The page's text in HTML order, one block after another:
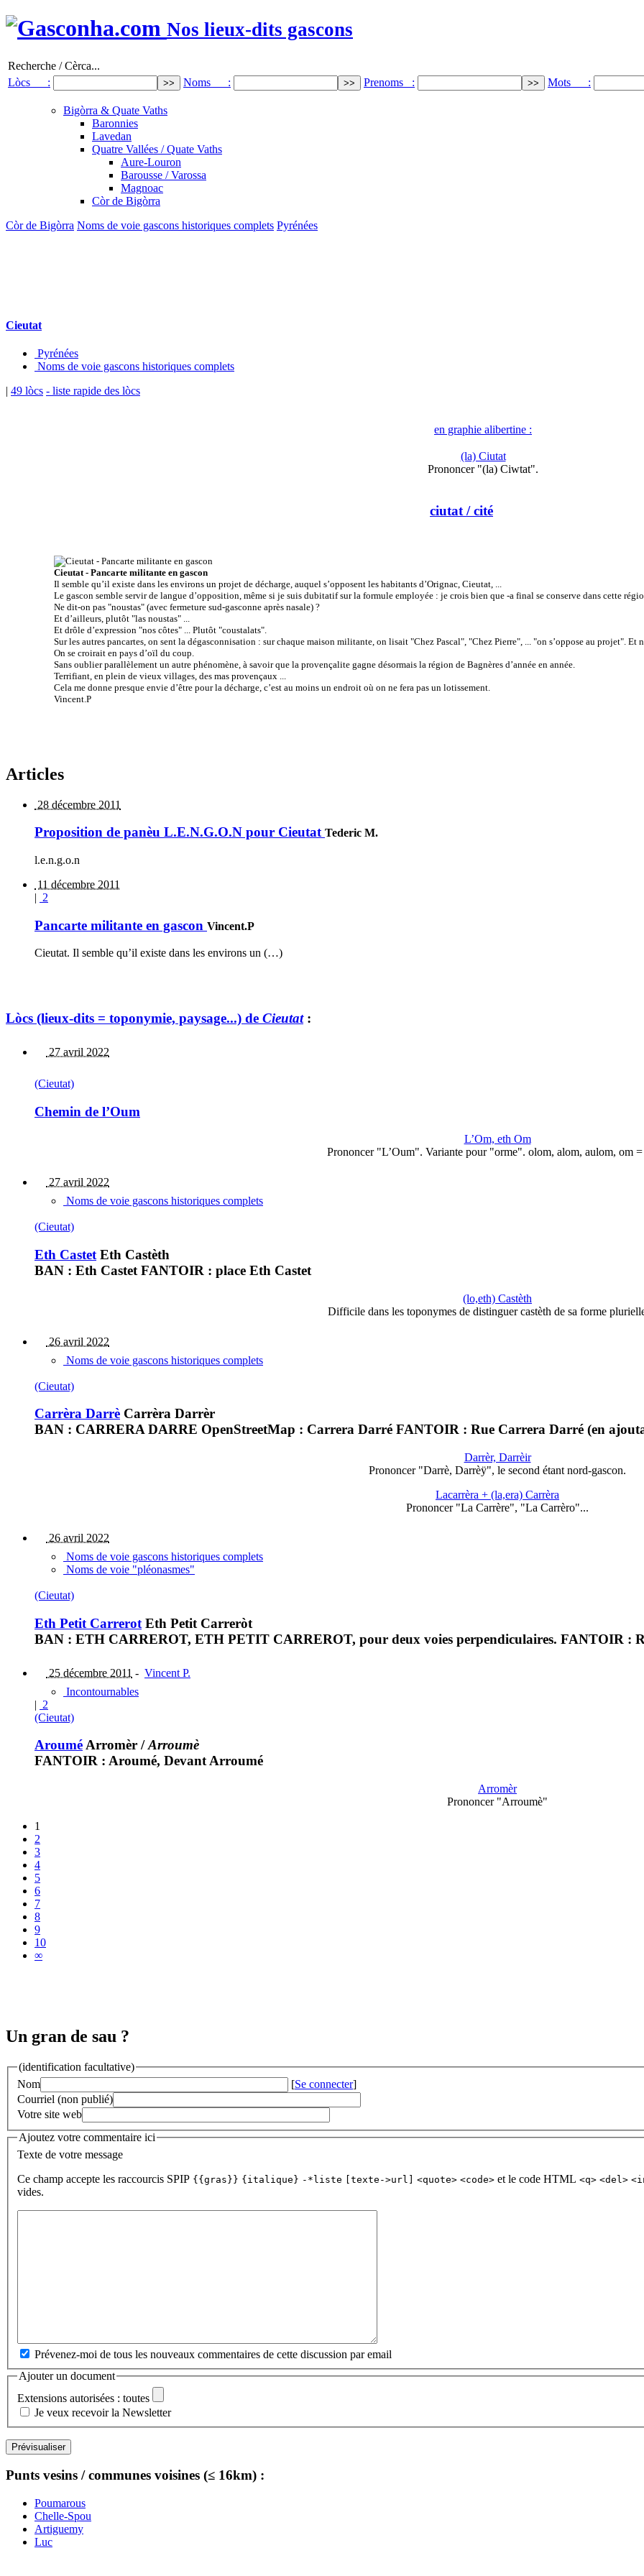
Nos lieux-dits gascons
Recherche / Cèrca...
Lòcs :
Noms : Prenoms : Mots :
Bigòrra & Quate Vaths
Baronnies
Lavedan
Quatre Vallées / Quate Vaths
Aure-Louron
Barousse / Varossa
Magnoac
Còr de Bigòrra
Còr de Bigòrra Noms de voie gascons historiques complets Pyrénées
Cieutat
Pyrénées
Noms de voie gascons historiques complets
| 49 lòcs - liste rapide des lòcs
en graphie alibertine :
(la) Ciutat
Prononcer "(la) Ciwtat".
ciutat / cité
Cieutat - Pancarte militante en gascon
Il semble qu’il existe dans les environs un projet de décharge, auquel s’opposent les habitants d’Orignac, Cieutat, ...
Le gascon semble servir de langue d’opposition, même si je suis dubitatif sur la formule employée : je crois bien que -a final se conserve dans cette
Ne dit-on pas "noustas" (avec fermeture sud-gasconne après nasale) ?
Et d’ailleurs, plutôt "las noustas" ...
Et drôle d’expression "nos côtes" ... Plutôt "coustalats".
Sur les autres pancartes, on sent la dégasconnisation : sur chaque maison militante, on lisait "Chez Pascal", "Chez Pierre", ... "on s’oppose au projet".
On se croirait en pays d’oïl du coup.
Sans oublier parallèlement un autre phénomène, à savoir que la provençalite gagne désormais la région de Bagnères d’année en année.
Terrifiant, en plein de vieux villages, des mas provençaux ...
Cela me donne presque envie d’être pour la décharge, c’est au moins un endroit où on ne fera pas un lotissement.
Vincent.P
Articles
28 décembre 2011
Proposition de panèu L.E.N.G.O.N pour Cieutat Tederic M.
l.e.n.g.o.n
11 décembre 2011
| 2
Pancarte militante en gascon Vincent.P
Cieutat. Il semble qu’il existe dans les environs un (…)
Lòcs (lieux-dits = toponymie, paysage...) de Cieutat:
27 avril 2022
(Cieutat)
Chemin de l’Oum
L’Om, eth Om
Prononcer "L’Oum". Variante pour "orme". olom, alom, aulom, om =
27 avril 2022
Noms de voie gascons historiques complets
(Cieutat)
Eth Castet Eth Castèth
BAN : Eth Castet FANTOIR : place Eth Castet
(lo,eth) Castèth
Difficile dans les toponymes de distinguer castèth de sa forme
26 avril 2022
Noms de voie gascons historiques complets
(Cieutat)
Carrèra Darrè Carrèra Darrèr
BAN : CARRERA DARRE OpenStreetMap : Carrera Darré FANTOIR : Rue Carrera Darré (en
Darrèr, Darrèir
Prononcer "Darrè, Darrèÿ", le second étant nord-gascon.
Lacarrèra + (la,era) Carrèra
Prononcer "La Carrère", "La Carrèro"...
26 avril 2022
Noms de voie gascons historiques complets
Noms de voie "pléonasmes"
(Cieutat)
Eth Petit Carrerot Eth Petit Carreròt
BAN : ETH CARREROT, ETH PETIT CARREROT, pour deux voies perpendiculaires. FANTOIR :
25 décembre 2011 - Vincent P.
Incontournables
| 2
(Cieutat)
ArouméArromèr /Arroumè
FANTOIR : Aroumé, Devant Arroumé
Arromèr
Prononcer "Arroumè"
1
2
3
4
5
6
7
8
9
10
∞
Un gran de sau ?
(identification facultative)
Nom
[Se connecter]
Courriel (non publié)
Votre site web
Ajoutez votre commentaire ici
Texte de votre message
Ce champ accepte les raccourcis SPIP {{gras}} {italique} -*liste [texte->url] <quote> <code> et le code HTML <q> <del>
vides.
Prévenez-moi de tous les nouveaux commentaires de cette discussion par email
Ajouter un document
Extensions autorisées : toutes
Je veux recevoir la Newsletter
Punts vesins / communes voisines (≤ 16km) :
Poumarous
Chelle-Spou
Artiguemy
Luc